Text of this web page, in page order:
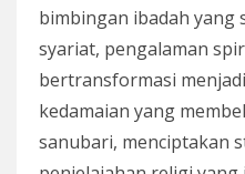
bimbingan ibadah yang
syariat, pengalaman
bertransformasi
kedamaian yang
sanubari, menciptakan